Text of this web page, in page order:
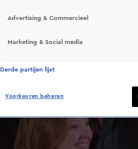
Advertising & Commercieel
Marketing & Social media
Derde partijen lijst
Voorkeuren beheren